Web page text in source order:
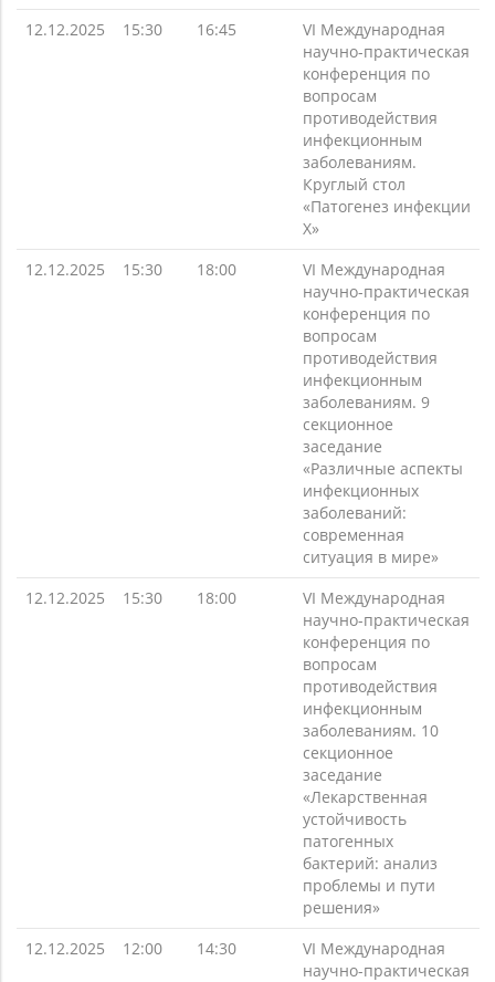
12.12.2025
15:30 16:45
VI Международная
научно-практическая
конференция по
вопросам
противодействия
инфекционным
заболеваниям.
Круглый стол
«Патогенез инфекции
Х»
12.12.2025
15:30 18:00
VI Международная
научно-практическая
конференция по
вопросам
противодействия
инфекционным
заболеваниям. 9
секционное
заседание
«Различные аспекты
инфекционных
заболеваний:
современная
ситуация в мире»
12.12.2025
15:30 18:00
VI Международная
научно-практическая
конференция по
вопросам
противодействия
инфекционным
заболеваниям. 10
секционное
заседание
«Лекарственная
устойчивость
патогенных
бактерий: анализ
проблемы и пути
решения»
12.12.2025
12:00 14:30
VI Международная
научно-практическая